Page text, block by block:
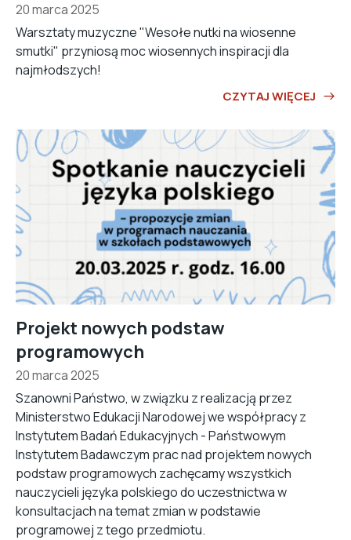
20 marca 2025
Warsztaty muzyczne "Wesołe nutki na wiosenne
smutki" przyniosą moc wiosennych inspiracji dla
najmłodszych!
CZYTAJ WIĘCEJ
Projekt nowych podstaw
programowych
20 marca 2025
Szanowni Państwo, w związku z realizacją przez
Ministerstwo Edukacji Narodowej we współpracy z
Instytutem Badań Edukacyjnych - Państwowym
Instytutem Badawczym prac nad projektem nowych
podstaw programowych zachęcamy wszystkich
nauczycieli języka polskiego do uczestnictwa w
konsultacjach na temat zmian w podstawie
programowej z tego przedmiotu.